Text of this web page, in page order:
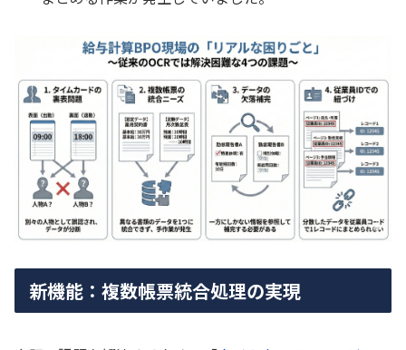
新機能：複数帳票統合処理の実現